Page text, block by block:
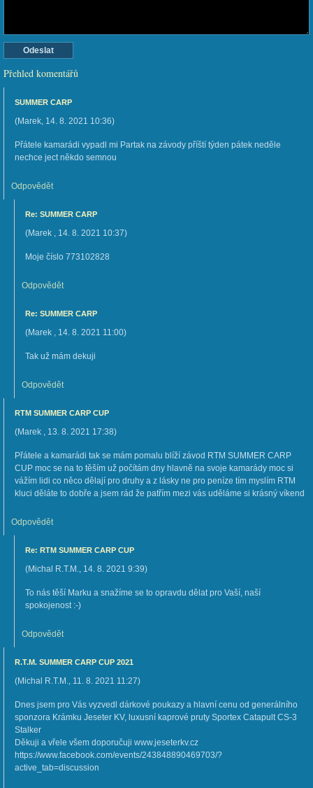
Přehled komentářů
SUMMER CARP
(Marek, 14. 8. 2021 10:36)
Přátele kamarádi vypadl mi Partak na závody příští týden pátek neděle
nechce ject někdo semnou
Odpovědět
Re: SUMMER CARP
(Marek , 14. 8. 2021 10:37)
Moje číslo 773102828
Odpovědět
Re: SUMMER CARP
(Marek , 14. 8. 2021 11:00)
Tak už mám dekuji
Odpovědět
RTM SUMMER CARP CUP
(Marek , 13. 8. 2021 17:38)
Přátele a kamarádi tak se mám pomalu blíží závod RTM SUMMER CARP
CUP moc se na to těším už počítám dny hlavně na svoje kamarády moc si
vážím lidi co něco dělají pro druhy a z lásky ne pro peníze tím myslím RTM
kluci děláte to dobře a jsem rád že patřím mezi vás uděláme si krásný víkend
Odpovědět
Re: RTM SUMMER CARP CUP
(Michal R.T.M., 14. 8. 2021 9:39)
To nás těší Marku a snažíme se to opravdu dělat pro Vaší, naší
spokojenost :-)
Odpovědět
R.T.M. SUMMER CARP CUP 2021
(Michal R.T.M., 11. 8. 2021 11:27)
Dnes jsem pro Vás vyzvedl dárkové poukazy a hlavní cenu od generálního
sponzora Krámku Jeseter KV, luxusní kaprové pruty Sportex Catapult CS-3
Stalker
Děkuji a vřele všem doporučuji www.jeseterkv.cz
https://www.facebook.com/events/243848890469703/?
active_tab=discussion